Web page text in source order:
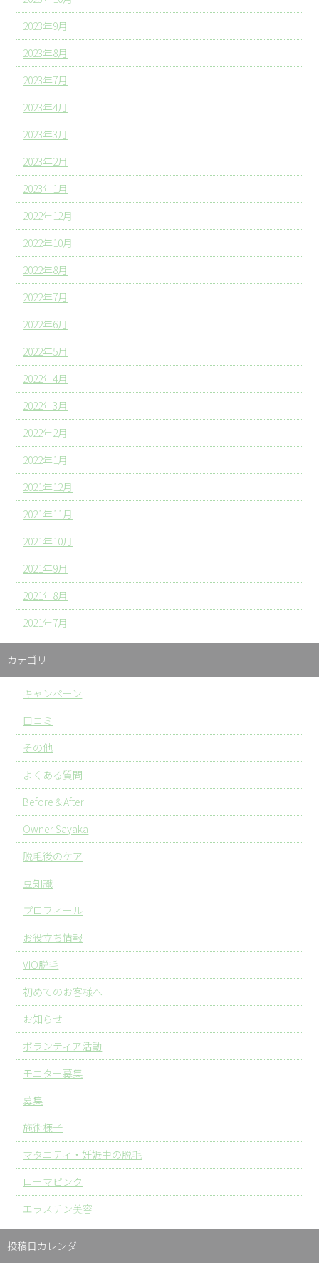
2023年9月
2023年8月
2023年7月
2023年4月
2023年3月
2023年2月
2023年1月
2022年12月
2022年10月
2022年8月
2022年7月
2022年6月
2022年5月
2022年4月
2022年3月
2022年2月
2022年1月
2021年12月
2021年11月
2021年10月
2021年9月
2021年8月
2021年7月
カテゴリー
キャンペーン
口コミ
その他
よくある質問
Before＆After
Owner Sayaka
脱毛後のケア
豆知識
プロフィール
お役立ち情報
VIO脱毛
初めてのお客様へ
お知らせ
ボランティア活動
モニター募集
募集
施術様子
マタニティ・妊娠中の脱毛
ローマピンク
エラスチン美容
投稿日カレンダー